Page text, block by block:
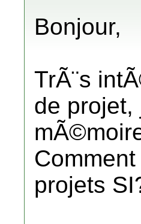
Bonjour,
TrÃ¨s
de
projets